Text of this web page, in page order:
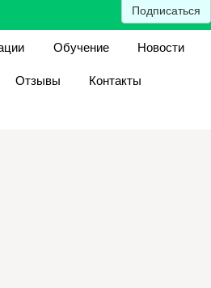
Подписаться
Обучение
Новости
Отзывы
Контакты